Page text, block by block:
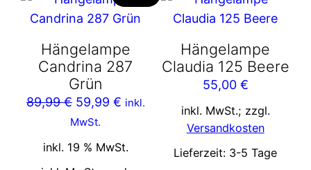
Hängelampe
Candrina 287
Grün
89,99€ Ursprünglicher
Preis
war:
59,99 €Aktueller
inkl.
MwSt.
inkl. 19 % MwSt.
Hängelampe
Claudia 125 Beere
55,00 €
inkl. MwSt.; zzgl.
Versandkosten
Lieferzeit: 3-5 Tage